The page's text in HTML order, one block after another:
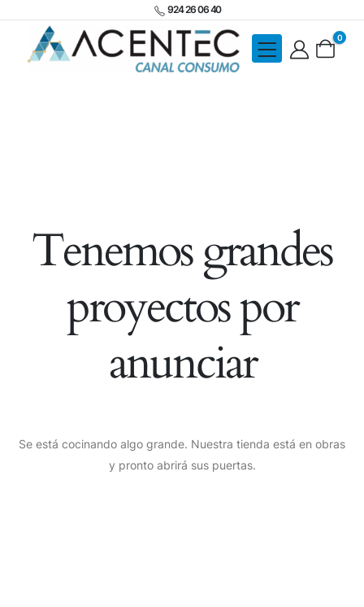
924 26 06 40
0
Tenemos grandes
proyectos por
anunciar
Se está cocinando algo grande. Nuestra tienda está en obras
y pronto abrirá sus puertas.